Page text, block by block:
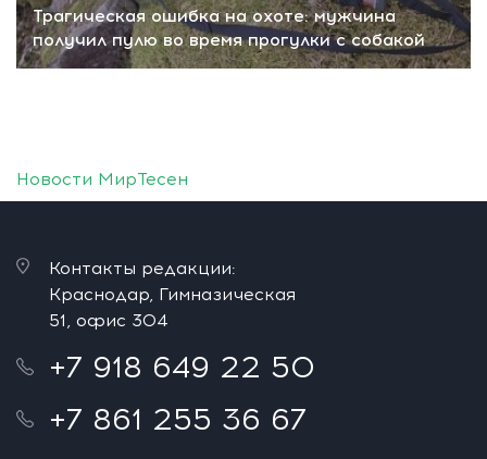
Трагическая ошибка на охоте: мужчина
получил пулю во время прогулки с собакой
Новости МирТесен
Контакты редакции:
Краснодар, Гимназическая
51, офис 304
+7 918 649 22 50
+7 861 255 36 67